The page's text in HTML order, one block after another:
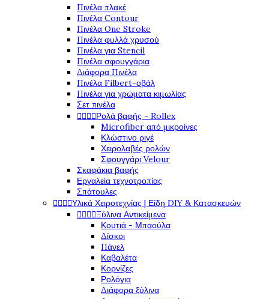
Πινέλα πλακέ
Πινέλα Contour
Πινέλα One Stroke
Πινέλα φυλλά χρυσού
Πινέλα για Stencil
Πινέλα σφουγγάρια
Διάφορα Πινέλα
Πινέλα Filbert-οβάλ
Πινέλα για χρώματα κιμωλίας
Σετ πινέλα
Ρολά βαφής - Rollex
Microfiber από μικροίνες
Κλώστινο ριγέ
Χειρολαβές ρολών
Σφουγγάρι Velour
Σκαφάκια βαφής
Εργαλεία τεχνοτροπίας
Σπάτουλες
Υλικά Χειροτεχνίας | Είδη DIY & Κατασκευών
Ξύλινα Αντικείμενα
Κουτιά - Μπαούλα
Δίσκοι
Πάνελ
Καβαλέτα
Κορνίζες
Ρολόγια
Διάφορα ξύλινα